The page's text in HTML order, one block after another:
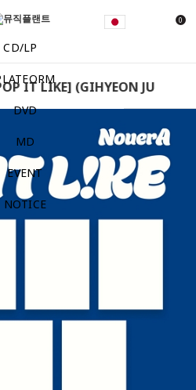
0
CD/LP
DVD
MD
EVENT
NOTICE
LIKE] (GIHYEON JUNPYO